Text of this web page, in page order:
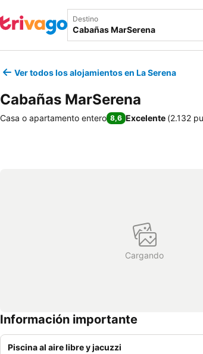
Destino
Ver todos los alojamientos en La Serena
Cabañas MarSerena
Casa o apartamento entero 8,6 Excelente (2.132
Cargando
Información importante
Piscina al aire libre y jacuzzi